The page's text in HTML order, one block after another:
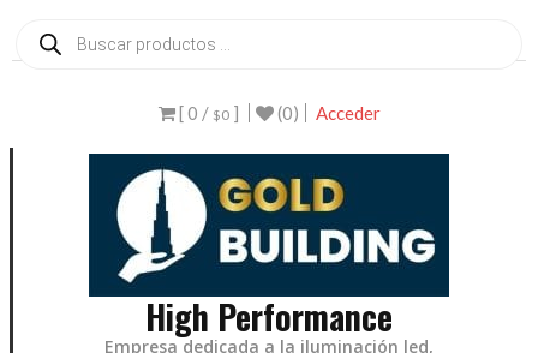
alproductos
[ 0 / $0] (0) Acceder
High Performance
Empresa dedicada a la iluminación led,